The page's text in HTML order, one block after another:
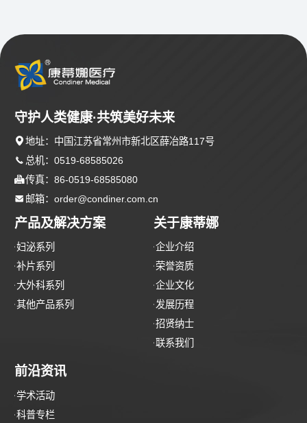
守护人类健康·共筑美好未来
 地址：中国江苏省常州市新北区薛冶路117号
 总机：0519-68585026
传真：86-0519-68585080
 邮箱：order@condiner.com.cn
产品及解决方案
妇泌系列
补片系列
大外科系列
其他产品系列
关于康蒂娜
企业介绍
荣誉资质
企业文化
发展历程
招贤纳士
联系我们
前沿资讯
学术活动
科普专栏